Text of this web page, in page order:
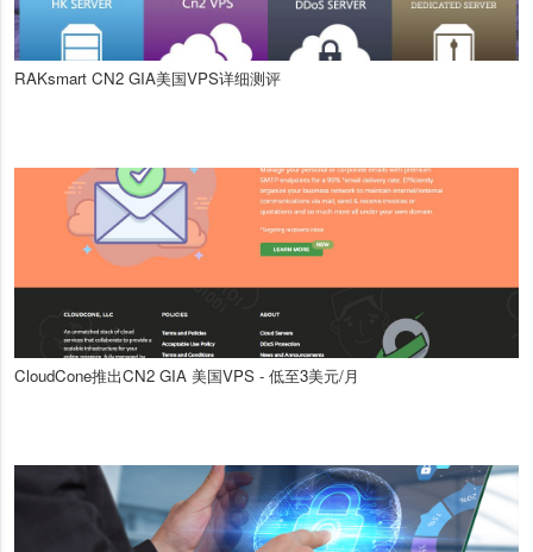
RAKsmart CN2 GIA美国VPS详细测评
CloudCone推出CN2 GIA 美国VPS - 低至3美元/月